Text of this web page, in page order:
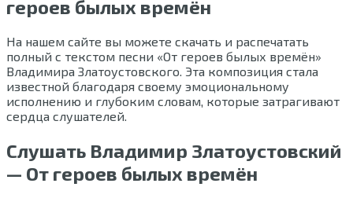
героев былых времён
На нашем сайте вы можете скачать и распечатать
полный с текстом песни «От героев былых времён»
Владимира Златоустовского. Эта композиция стала
известной благодаря своему эмоциональному
исполнению и глубоким словам, которые затрагивают
сердца слушателей.
Слушать Владимир Златоустовский
— От героев былых времён